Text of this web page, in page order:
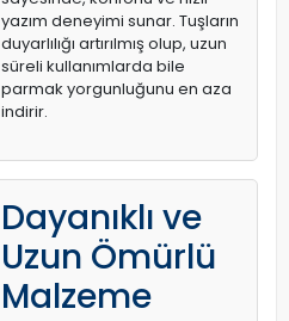
yazım deneyimi sunar. Tuşların
duyarlılığı artırılmış olup, uzun
süreli kullanımlarda bile
parmak yorgunluğunu en aza
indirir.
Dayanıklı ve
Uzun Ömürlü
Malzeme